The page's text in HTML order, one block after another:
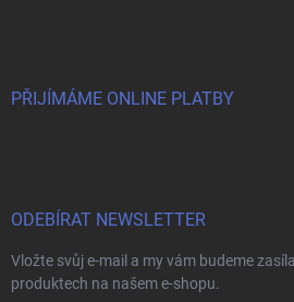
PŘIJÍMÁME ONLINE PLATBY
ODEBÍRAT NEWSLETTER
Vložte svůj e-mail a my vám budeme
produktech na našem e-shopu.